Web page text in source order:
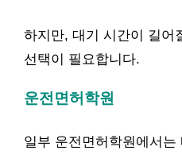
하지만, 대기 시간이 길어
선택이 필요합니다.
운전면허학원
일부 운전면허학원에서는